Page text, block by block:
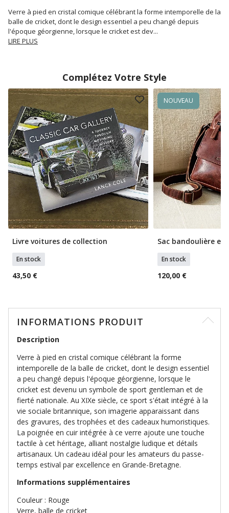
Verre à pied en cristal comique célébrant la forme intemporelle de la
balle de cricket, dont le design essentiel a peu changé depuis
l'époque géorgienne, lorsque le cricket est dev...
LIRE PLUS
Complétez Votre Style
Livre voitures de collection
En stock
43,50 €
NOUVEAU
Sac bandoulière en
En stock
120,00 €
INFORMATIONS PRODUIT
Description
Verre à pied en cristal comique célébrant la forme
intemporelle de la balle de cricket, dont le design essentiel
a peu changé depuis l'époque géorgienne, lorsque le
cricket est devenu un symbole de sport gentleman et de
fierté nationale. Au XIXe siècle, ce sport s'était intégré à la
vie sociale britannique, son imagerie apparaissant dans
des gravures, des trophées et des cadeaux humoristiques.
La poignée en cuir intégrée à ce verre ajoute une touche
tactile à cet héritage, alliant nostalgie ludique et détails
artisanaux. Un cadeau idéal pour les amateurs du passe-
temps estival par excellence en Grande-Bretagne.
Informations supplémentaires
Couleur : Rouge
Verre, balle de cricket